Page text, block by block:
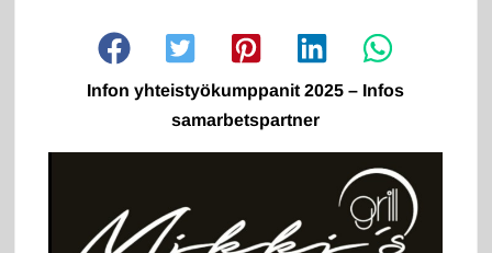
Infon yhteistyökumppanit 2025 – Infos
samarbetspartner